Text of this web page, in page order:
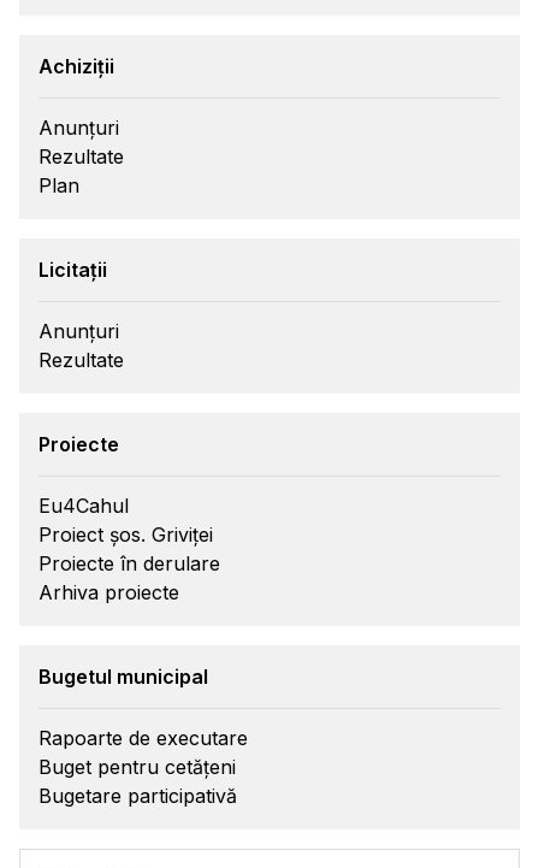
Achiziții
Anunțuri
Rezultate
Plan
Licitații
Anunțuri
Rezultate
Proiecte
Eu4Cahul
Proiect șos. Griviței
Proiecte în derulare
Arhiva proiecte
Bugetul municipal
Rapoarte de executare
Buget pentru cetățeni
Bugetare participativă